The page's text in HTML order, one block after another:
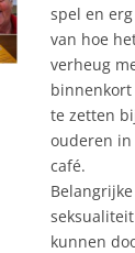
spel en
van hoe
verheug
te zetten
ouderen in
café.
kunnen